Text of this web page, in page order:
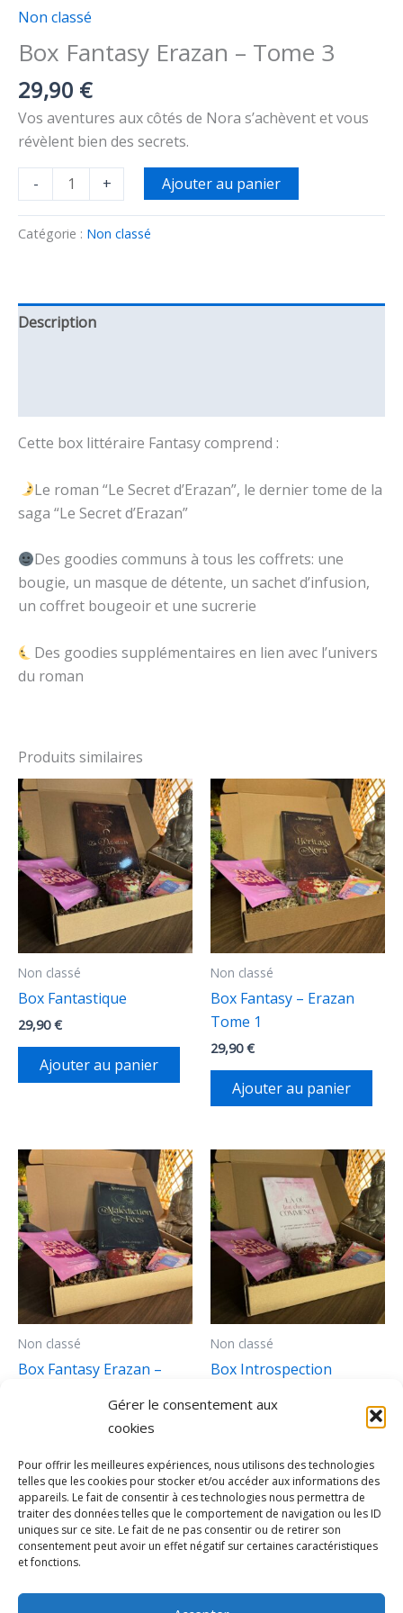
Gérer le consentement aux
cookies
Pour offrir les meilleures expériences, nous utilisons des technologies
telles que les cookies pour stocker et/ou accéder aux informations des
appareils. Le fait de consentir à ces technologies nous permettra de
traiter des données telles que le comportement de navigation ou les ID
uniques sur ce site. Le fait de ne pas consentir ou de retirer son
consentement peut avoir un effet négatif sur certaines caractéristiques
et fonctions.
Non classé
Box Fantasy Erazan – Tome 3
29,90 €
Vos aventures aux côtés de Nora s’achèvent et vous
révèlent bien des secrets.
- + Ajouter au panier
Catégorie : Non classé
Description
Cette box littéraire Fantasy comprend :
Le roman “Le Secret d’Erazan”, le dernier tome de la
saga “Le Secret d’Erazan”
Des goodies communs à tous les coffrets: une
bougie, un masque de détente, un sachet d’infusion,
un coffret bougeoir et une sucrerie
Des goodies supplémentaires en lien avec l’univers
du roman
Produits similaires
Non classé
Box Fantastique
29,90€
Ajouter au panier
Non classé
Box Fantasy – Erazan
Tome 1
29,90€
Ajouter au panier
Non classé
Box Fantasy Erazan –
Ajouter au panier
Non classé
Box Introspection
Copyright © 2026 Maureen Gerby Auteure